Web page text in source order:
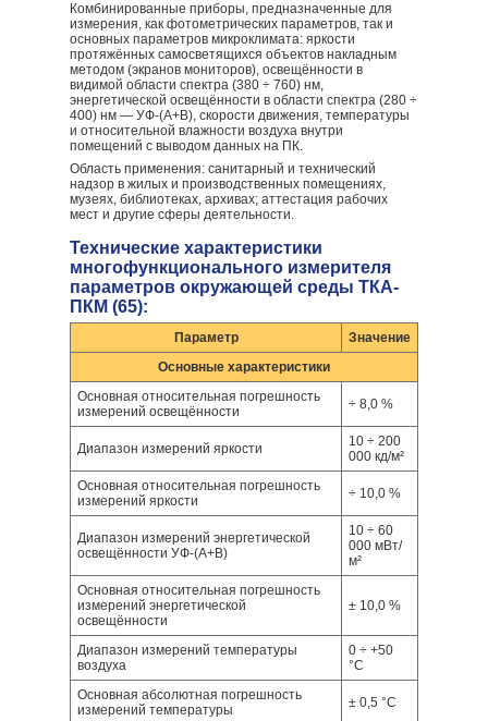
Комбинированные приборы, предназначенные для
измерения, как фотометрических параметров, так и
основных параметров микроклимата: яркости
протяжённых самосветящихся объектов накладным
методом (экранов мониторов), освещённости в
видимой области спектра (380 ÷ 760) нм,
энергетической освещённости в области спектра (280 ÷
400) нм — УФ-(А+В), скорости движения, температуры
и относительной влажности воздуха внутри
помещений с выводом данных на ПК.
Область применения: санитарный и технический
надзор в жилых и производственных помещениях,
музеях, библиотеках, архивах; аттестация рабочих
мест и другие сферы деятельности.
Технические характеристики
многофункционального измерителя
параметров окружающей среды ТКА-
ПКМ (65):
Параметр
Значение
Основные характеристики
Основная относительная погрешность
измерений освещённости
÷ 8,0 %
Диапазон измерений яркости
10 ÷ 200
000 кд/м²
Основная относительная погрешность
измерений яркости
÷ 10,0 %
Диапазон измерений энергетической
освещённости УФ-(А+В)
10 ÷ 60
000 мВт/
м²
Основная относительная погрешность
измерений энергетической
освещённости
± 10,0 %
Диапазон измерений температуры
воздуха
0 ÷ +50
°С
Основная абсолютная погрешность
измерений температуры
± 0,5 °С